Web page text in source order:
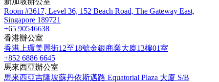
Room #3617, Level 36, 152 Beach Road, The Gateway East,
Singapore 189721
+65 90546638
香港辦公室
香港上環美麗街12至18號金銀商業大廈13樓01室
+852 6886 6645
馬來西亞辦公室
馬來西亞吉隆坡蘇丹依斯邁路 Equatorial Plaza 大廈 S/B